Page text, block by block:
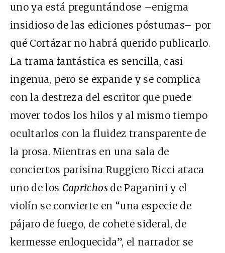
uno ya está preguntándose –enigma
insidioso de las ediciones póstumas– por
qué Cortázar no habrá querido publicarlo.
La trama fantástica es sencilla, casi
ingenua, pero se expande y se complica
con la destreza del escritor que puede
mover todos los hilos y al mismo tiempo
ocultarlos con la fluidez transparente de
la prosa. Mientras en una sala de
conciertos parisina Ruggiero Ricci ataca
uno de los Caprichos de Paganini y el
violín se convierte en “una especie de
pájaro de fuego, de cohete sideral, de
kermesse enloquecida”, el narrador se